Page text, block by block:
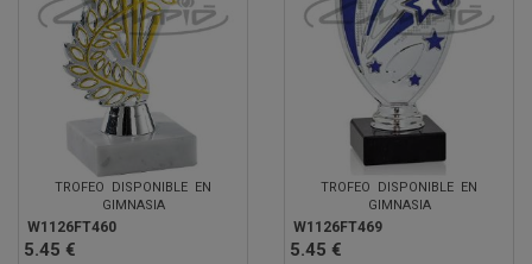
TROFEO DISPONIBLE EN
GIMNASIA
W1126FT460
5.45 €
TROFEO DISPONIBLE EN
GIMNASIA
W1126FT469
5.45 €